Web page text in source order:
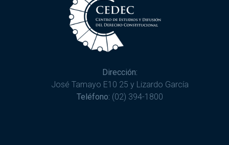
Dirección:
José Tamayo E10 25 y Lizardo García
Teléfono: (02) 394-1800